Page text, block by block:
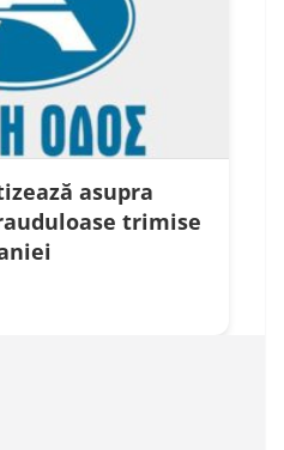
asupra
trimise